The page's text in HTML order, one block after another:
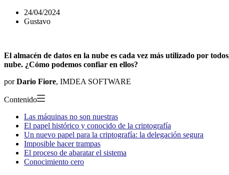
24/04/2024
Gustavo
El almacén de datos en la nube es cada vez más utilizado por
nube. ¿Cómo podemos confiar en ellos?
porDario Fiore, IMDEA SOFTWARE
Contenido
Las máquinas no son nuestras
El papel histórico y conocido de la criptografía
Un nuevo papel para la criptografía: la delegación segura
Imposible hacer trampas
El proceso de abaratar el sistema
Conocimiento cero